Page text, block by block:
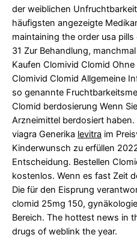
der weiblichen
häufigsten angezeigte
maintaining the order usa
31 Zur Behandlung,
Kaufen Clomivid Clomid
Clomivid Clomid Allgemeine
so genannte
Clomid berdosierung Wenn
Arzneimittel berdosiert haben.
viagra Generika levitra im
Kinderwunsch zu erfüllen
Entscheidung. Bestellen
kostenlos. Wenn es fast Zeit
Die für den Eisprung
clomid 25mg 150,
Bereich. The hottest news in
drugs of weblink the year.